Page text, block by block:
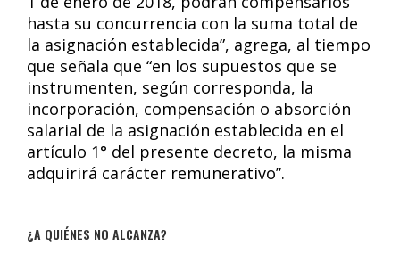
hasta su concurrencia con la suma total de
la asignación establecida”, agrega, al tiempo
que señala que “en los supuestos que se
instrumenten, según corresponda, la
incorporación, compensación o absorción
salarial de la asignación establecida en el
artículo 1° del presente decreto, la misma
adquirirá carácter remunerativo”.
¿A QUIÉNES NO ALCANZA?